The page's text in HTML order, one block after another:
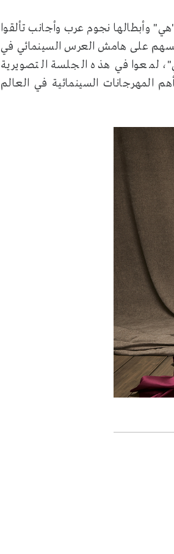
وأبطالها نجوم عرب وأجانب تألقوا
على هامش العرس السينمائي في
لمعوا في هذه الجلسة التصويرية
المهرجانات السينمائية في العالم